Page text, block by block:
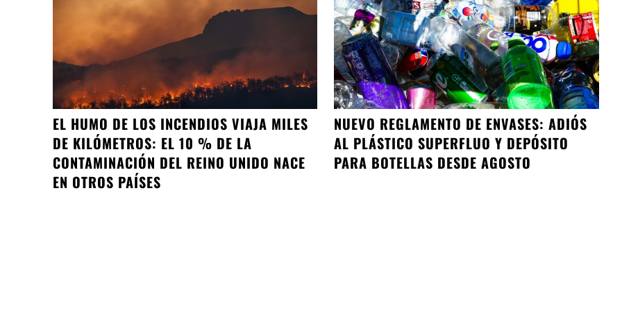
EL HUMO DE LOS INCENDIOS VIAJA MILES
DE KILÓMETROS: EL 10 % DE LA
CONTAMINACIÓN DEL REINO UNIDO NACE
EN OTROS PAÍSES
NUEVO REGLAMENTO DE ENVASES: ADIÓS
AL PLÁSTICO SUPERFLUO Y DEPÓSITO
PARA BOTELLAS DESDE AGOSTO